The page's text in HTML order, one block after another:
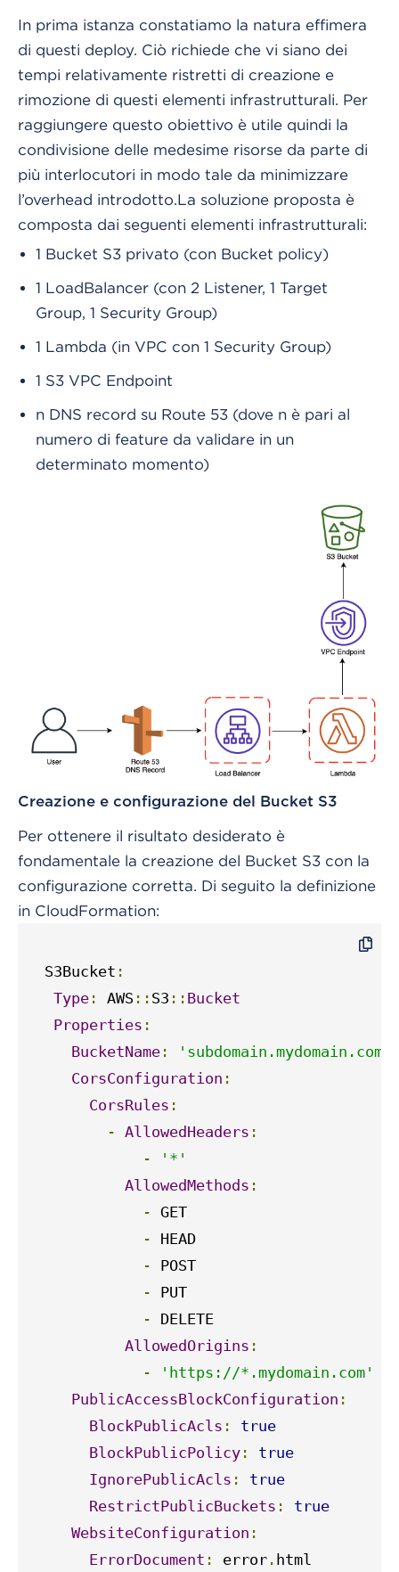
In prima istanza constatiamo la natura effimera
di questi deploy. Ciò richiede che vi siano dei
tempi relativamente ristretti di creazione e
rimozione di questi elementi infrastrutturali. Per
raggiungere questo obiettivo è utile quindi la
condivisione delle medesime risorse da parte di
più interlocutori in modo tale da minimizzare
l’overhead introdotto.La soluzione proposta è
composta dai seguenti elementi infrastrutturali:
1 Bucket S3 privato (con Bucket policy)
1 LoadBalancer (con 2 Listener, 1 Target
Group, 1 Security Group)
1 Lambda (in VPC con 1 Security Group)
1 S3 VPC Endpoint
n DNS record su Route 53 (dove n è pari al
numero di feature da validare in un
determinato momento)
Creazione e configurazione del Bucket S3
Per ottenere il risultato desiderato è
fondamentale la creazione del Bucket S3 con la
configurazione corretta. Di seguito la definizione
in CloudFormation:
  S3Bucket
:
Type : AWS :: S3 :: Bucket
Properties :
BucketName :
'subdomain.mydomain.com'
CorsConfiguration :
CorsRules :
- AllowedHeaders :
-
'*'
AllowedMethods :
- GET
- HEAD
- POST
- PUT
- DELETE
AllowedOrigins :
-
'https://*.mydomain.com'
PublicAccessBlockConfiguration :
BlockPublicAcls :
true
BlockPublicPolicy :
true
IgnorePublicAcls :
true
RestrictPublicBuckets :
true
WebsiteConfiguration :
ErrorDocument : error . html